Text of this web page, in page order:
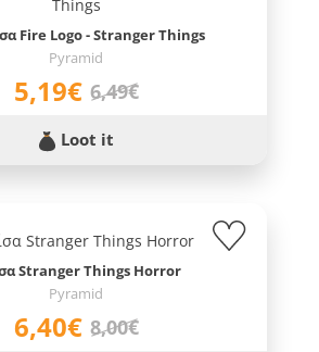
Fire Logo - Stranger Things
Pyramid
5,19€ 6,49€
Loot it
Stranger Things Horror
Pyramid
6,40€ 8,00€